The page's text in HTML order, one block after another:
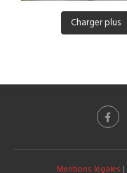
Charger plus
Mentions légales |